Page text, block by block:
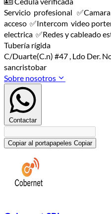
Servicio profesional
acceso ✅️Intercom video
electrica ✅️Redes y cableado
Tubería rígida
C/Duarte(C.n) #47 , Ldo Der.
sancristobar
Sobre nosotros
Contactar
Copiar al portapapeles Copiar